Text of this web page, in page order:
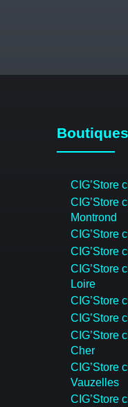
CIG’Store
CIG’Store
Montrond
CIG’Store
CIG’Store
CIG’Store
Loire
CIG’Store
CIG’Store
CIG’Store
Cher
CIG’Store
Vauzelles
CIG’Store